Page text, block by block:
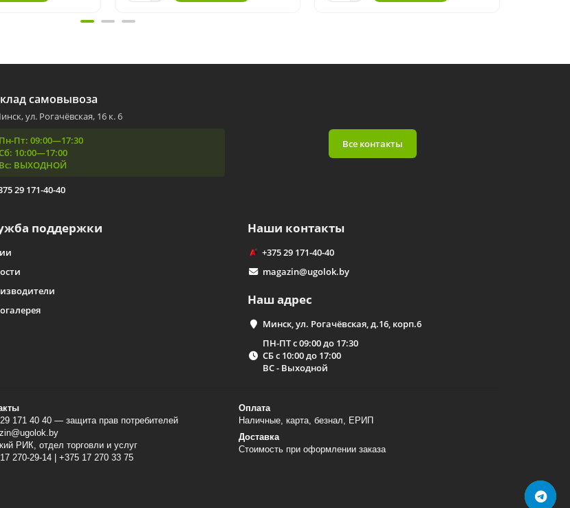
самовывоза
ул. Рогачёвская, 16 к. 6
Пн-Пт: 09:00—17:30
10:00—17:00
Вс: ВЫХОДНОЙ
29 171-40-40
Все контакты
поддержки Наши контакты
+375 29 171-40-40
magazin@ugolok.by
Наш адрес
Минск, ул. Рогачёвская, д.16, корп.6
ПН-ПТ с 09:00 до 17:30
СБ с 10:00 до 17:00
ВС - Выходной
171 40 40 — защита прав потребителей
РИК, отдел торговли и услуг
270-29-14 | +375 17 270 33 75
Оплата
Наличные, карта, безнал, ЕРИП
Доставка
Стоимость при оформлении заказа